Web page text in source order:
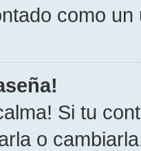
como un
Si tu
o